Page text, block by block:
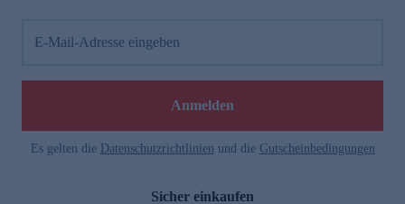
E-Mail-Adresse eingeben
Anmelden
Es gelten die Datenschutzrichtlinien und die Gutscheinbedingungen
Sicher einkaufen